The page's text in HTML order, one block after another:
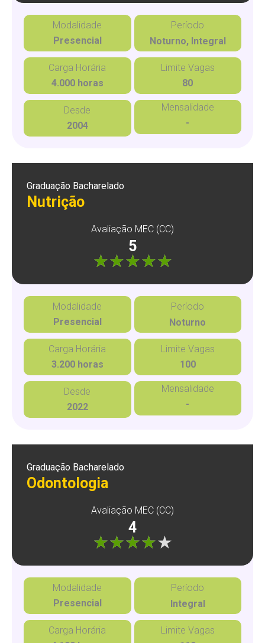
Modalidade
Presencial
Período
Noturno, Integral
Carga Horária
4.000 horas
Limite Vagas
80
Desde
2004
Mensalidade
-
Graduação Bacharelado
Nutrição
Avaliação MEC (CC)
5
Modalidade
Presencial
Período
Noturno
Carga Horária
3.200 horas
Limite Vagas
100
Desde
2022
Mensalidade
-
Graduação Bacharelado
Odontologia
Avaliação MEC (CC)
4
Modalidade
Presencial
Período
Integral
Carga Horária
Limite Vagas